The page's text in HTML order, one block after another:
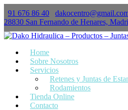
91 676 86 40
28830 San Fernando de Henares,
Home
Sobre Nosotros
Servicios
Retenes y Juntas de
Rodamientos
Tienda Online
Contacto